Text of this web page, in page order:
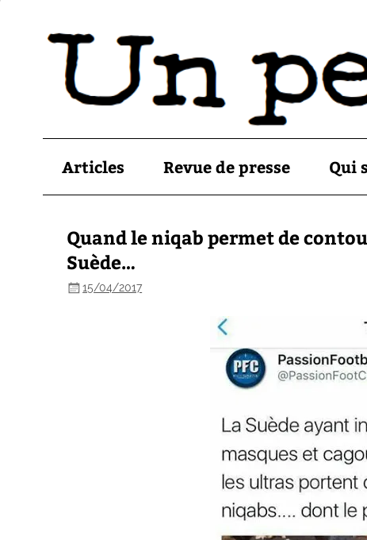
Articles Revue de presse Qui
Quand le niqab permet de
Suède…
15/04/2017